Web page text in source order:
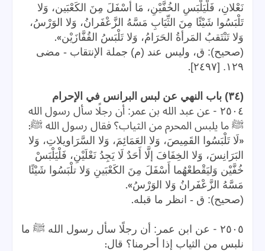
نَعْلانِ، فَلْيَلْبَسِ الخُفَّيْنِ، مَا أسْفَلَ مِنَ الكَعْبَين، وَلا
تَلْبَسُوا شَيْئًا مِنَ الثِّيَابِ مَسَّهُ الزَّعْفَرانُ، وَلا الوَرْسُ،
وَلا تَنْتَقبُ المَرأةُ الحَرَامُ، وَلا تَلْبَسُ القُفَّازَيْن».
(صحيح): ق، وليس عند (م) جملة الإنتقاب - مضى
١٢٩. [٢٤٩٧]
.
(٣٤) باب النهي عن لبس البرانس في الإحرام
٢٥٠٤ - عن عبد الله بن عمر: أن رجلًا سأل رسول الله
ﷺ ما يلبس المحرم من الثياب؟ فقال رسول الله ﷺ:
«لَا تَلْبَسُوا القَمِيصَ، وَلا العَمَائِمَ، وَلا السَّرَاويلاتِ، وَلا
البَرَانِسَ، وَلا الخِفَافَ إلَّا أَحَدٌ لَا يَجِدُ نَعْلَيْنِ، فَلْيَلْبَسْ
خُفَّيْن وَليَقْطعْهُما أَسْفَلَ مِنَ الكَعْبَينِ وَلا تلْبَسُوا شَيْئًا
مَسَّهُ الزَّعْفَرانُ وَلا الوَرْسُ».
(صحيح): ق - انظر ما قبله.
٢٥٠٥ - عن ابن عمر: أن رجلًا سأل رسول الله ﷺ ما
نلبس من الثياب إذا أحرمنا؟ قال: